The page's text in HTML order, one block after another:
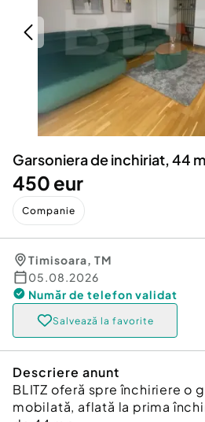
Servicii
Animale de companie
Afaceri și echipamente
Inchiriere Bunuri si Vehicule
Utilaje agricole si industriale
Piese auto si accesorii
Dacia Duster
Garsoniera de inchiriat, 44
450 eur
Companie
Timisoara, TM
05.08.2026
Număr de telefon validat
Salvează la favorite
Descriere anunt
BLITZ oferă spre închiriere o
mobilată, aflată la prima